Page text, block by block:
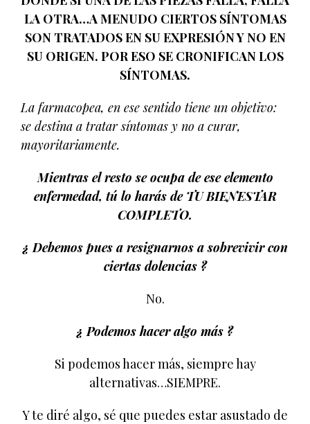
LA OTRA…A MENUDO CIERTOS SÍNTOMAS
SON TRATADOS EN SU EXPRESIÓN Y NO EN
SU ORIGEN. POR ESO SE CRONIFICAN LOS
SÍNTOMAS.
La farmacopea, en ese sentido tiene un objetivo:
se destina a tratar síntomas y no a curar,
mayoritariamente.
Mientras el resto se ocupa de ese elemento
enfermedad, tú lo harás de TU BIENESTAR
COMPLETO.
¿ Debemos pues a resignarnos a sobrevivir con
ciertas dolencias ?
No.
¿ Podemos hacer algo más ?
Si podemos hacer más, siempre hay
alternativas…SIEMPRE.
Y te diré algo, sé que puedes estar asustado de